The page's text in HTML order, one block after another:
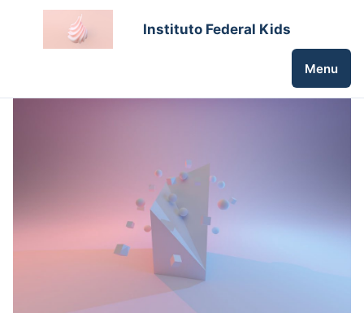
Instituto Federal Kids
Menu